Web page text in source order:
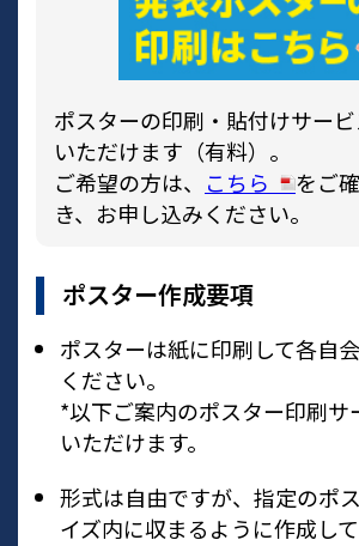
ポスターの印刷・貼付けサー
いただけます（有料）。
ご希望の方は、 こちらをご
き、お申し込みください。
ポスター作成要項
ポスターは紙に印刷して各自
ください。
*以下ご案内のポスター印刷サ
いただけます。
形式は自由ですが、指定のポ
イズ内に収まるように作成して